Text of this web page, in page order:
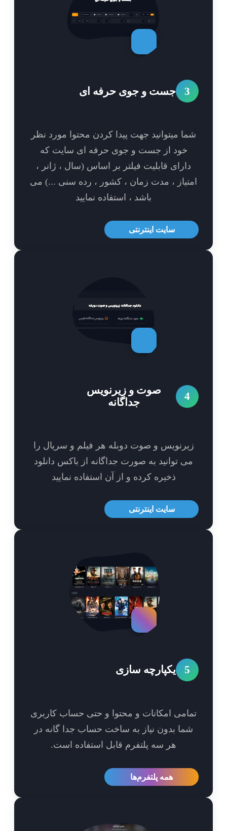
جست و جوی حرفه ای
میتوانید جهت پیدا کردن محتوا مورد نظر
خود از جست و جوی حرفه ای سایت که
دارای قابلیت فیلتر بر اساس (سال ، ژانر ،
، مدت زمان ، کشور ، رده سنی ...) می
باشد ، استفاده نمایید
سایت اینترنتی
صوت و زیرنویس
جداگانه
و صوت دوبله هر فیلم و سریال را
توانید به صورت جداگانه از باکس دانلود
ذخیره کرده و از آن استفاده نمایید
سایت اینترنتی
یکپارچه سازی
امکانات و محتوا و حتی حساب کاربری
بدون نیاز به ساخت حساب جدا گانه در
هر سه پلتفرم قابل استفاده است.
همه پلتفرم‌ها